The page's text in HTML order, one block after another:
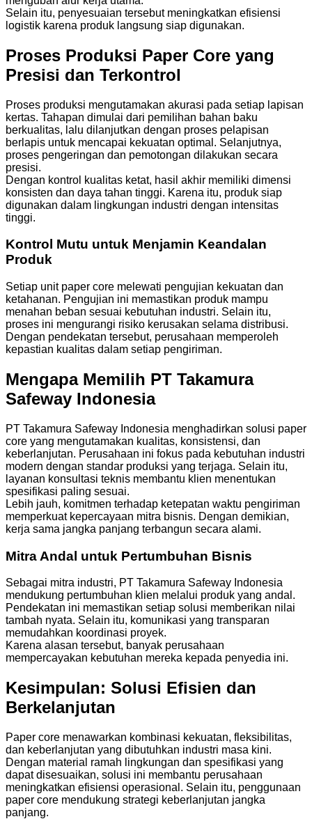
Selain itu, penyesuaian tersebut meningkatkan efisiensi
logistik karena produk langsung siap digunakan.
Proses Produksi Paper Core yang
Presisi dan Terkontrol
Proses produksi mengutamakan akurasi pada setiap lapisan
kertas. Tahapan dimulai dari pemilihan bahan baku
berkualitas, lalu dilanjutkan dengan proses pelapisan
berlapis untuk mencapai kekuatan optimal. Selanjutnya,
proses pengeringan dan pemotongan dilakukan secara
presisi.
Dengan kontrol kualitas ketat, hasil akhir memiliki dimensi
konsisten dan daya tahan tinggi. Karena itu, produk siap
digunakan dalam lingkungan industri dengan intensitas
tinggi.
Kontrol Mutu untuk Menjamin Keandalan
Produk
Setiap unit paper core melewati pengujian kekuatan dan
ketahanan. Pengujian ini memastikan produk mampu
menahan beban sesuai kebutuhan industri. Selain itu,
proses ini mengurangi risiko kerusakan selama distribusi.
Dengan pendekatan tersebut, perusahaan memperoleh
kepastian kualitas dalam setiap pengiriman.
Mengapa Memilih PT Takamura
Safeway Indonesia
PT Takamura Safeway Indonesia menghadirkan solusi paper
core yang mengutamakan kualitas, konsistensi, dan
keberlanjutan. Perusahaan ini fokus pada kebutuhan industri
modern dengan standar produksi yang terjaga. Selain itu,
layanan konsultasi teknis membantu klien menentukan
spesifikasi paling sesuai.
Lebih jauh, komitmen terhadap ketepatan waktu pengiriman
memperkuat kepercayaan mitra bisnis. Dengan demikian,
kerja sama jangka panjang terbangun secara alami.
Mitra Andal untuk Pertumbuhan Bisnis
Sebagai mitra industri, PT Takamura Safeway Indonesia
mendukung pertumbuhan klien melalui produk yang andal.
Pendekatan ini memastikan setiap solusi memberikan nilai
tambah nyata. Selain itu, komunikasi yang transparan
memudahkan koordinasi proyek.
Karena alasan tersebut, banyak perusahaan
mempercayakan kebutuhan mereka kepada penyedia ini.
Kesimpulan: Solusi Efisien dan
Berkelanjutan
Paper core menawarkan kombinasi kekuatan, fleksibilitas,
dan keberlanjutan yang dibutuhkan industri masa kini.
Dengan material ramah lingkungan dan spesifikasi yang
dapat disesuaikan, solusi ini membantu perusahaan
meningkatkan efisiensi operasional. Selain itu, penggunaan
paper core mendukung strategi keberlanjutan jangka
panjang.